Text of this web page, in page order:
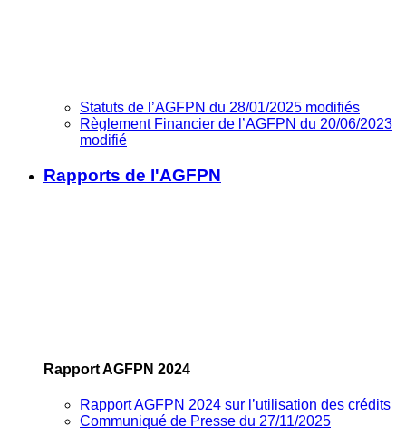
Statuts de l’AGFPN du 28/01/2025 modifiés
Règlement Financier de l’AGFPN du 20/06/2023
modifié
Rapports de l'AGFPN
Rapport AGFPN 2024
Rapport AGFPN 2024 sur l’utilisation des crédits
Communiqué de Presse du 27/11/2025